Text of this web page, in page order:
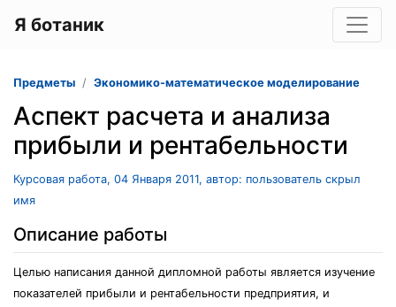
Я ботаник
Предметы Экономико-математическое моделирование
Аспект расчета и анализа
прибыли и рентабельности
Курсовая работа, 04 Января 2011, автор: пользователь скрыл
имя
Описание работы
Целью написания данной дипломной работы является изучение
показателей прибыли и рентабельности предприятия, и